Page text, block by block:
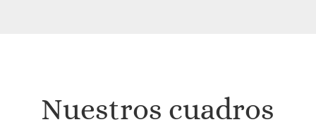
Nuestros cuadros